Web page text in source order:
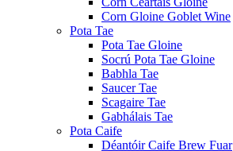
Corn Gloine Goblet Wine
Pota Tae
Pota Tae Gloine
Socrú Pota Tae Gloine
Babhla Tae
Saucer Tae
Scagaire Tae
Gabhálais Tae
Pota Caife
Déantóir Caife Brew Fuar